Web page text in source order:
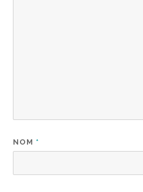
NOM *